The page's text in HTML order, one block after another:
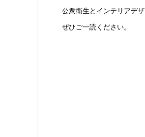
公衆衛生とインテリアデ
ぜひご一読ください。